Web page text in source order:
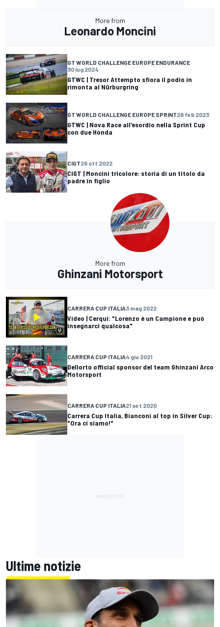
More from
Leonardo Moncini
GT WORLD CHALLENGE EUROPE ENDURANCE
30 lug 2024
GTWC | Tresor Attempto sfiora il podio in
rimonta al Nürburgring
GT WORLD CHALLENGE EUROPE SPRINT28 feb 2023
GTWC | Nova Race all'esordio nella Sprint Cup
con due Honda
CIGT26 ott 2022
CIGT | Moncini tricolore: storia di un titolo da
padre in figlio
More from
Ghinzani Motorsport
CARRERA CUP ITALIA3 mag 2022
Video | Cerqui: "Lorenzo è un Campione e può
insegnarci qualcosa"
CARRERA CUP ITALIA4 giu 2021
Dellorto official sponsor del team Ghinzani Arco
Motorsport
CARRERA CUP ITALIA21 set 2020
Carrera Cup Italia, Bianconi al top in Silver Cup:
"Ora ci siamo!"
Ultime notizie